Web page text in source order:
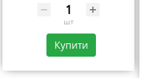
шт
Купити